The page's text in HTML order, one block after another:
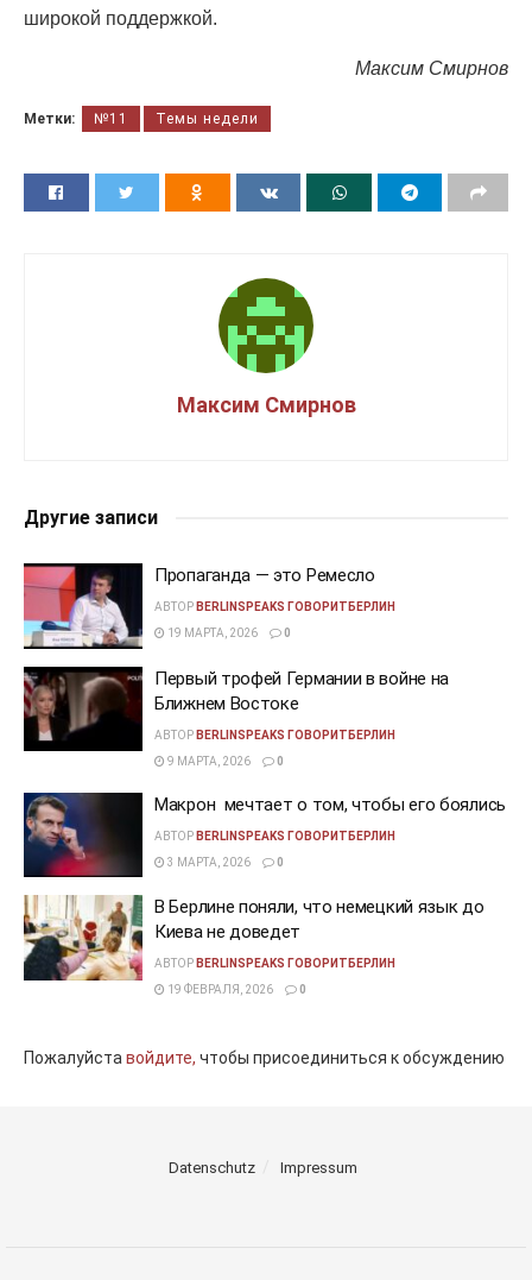
широкой поддержкой.
Максим Смирнов
Метки: №11 Темы недели
Максим Смирнов
Другие записи
Пропаганда — это Ремесло
АВТОР BERLINSPEAKS ГОВОРИТБЕРЛИН
19 МАРТА, 2026
0
Первый трофей Германии в войне на
Ближнем Востоке
АВТОР BERLINSPEAKS ГОВОРИТБЕРЛИН
9 МАРТА, 2026
0
Макрон мечтает о том, чтобы его боялись
АВТОР BERLINSPEAKS ГОВОРИТБЕРЛИН
3 МАРТА, 2026
0
В Берлине поняли, что немецкий язык до
Киева не доведет
АВТОР BERLINSPEAKS ГОВОРИТБЕРЛИН
19 ФЕВРАЛЯ, 2026
0
Пожалуйставойдите, чтобы присоединиться к обсуждению
Datenschutz Impressum